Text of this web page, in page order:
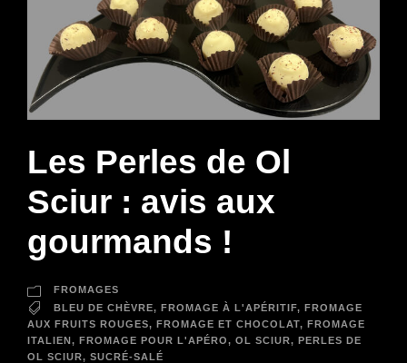
Les Perles de Ol
Sciur : avis aux
gourmands !
FROMAGES
BLEU DE CHÈVRE, FROMAGE À L'APÉRITIF, FROMAGE
AUX FRUITS ROUGES, FROMAGE ET CHOCOLAT, FROMAGE
ITALIEN, FROMAGE POUR L'APÉRO, OL SCIUR, PERLES DE
OL SCIUR, SUCRÉ-SALÉ